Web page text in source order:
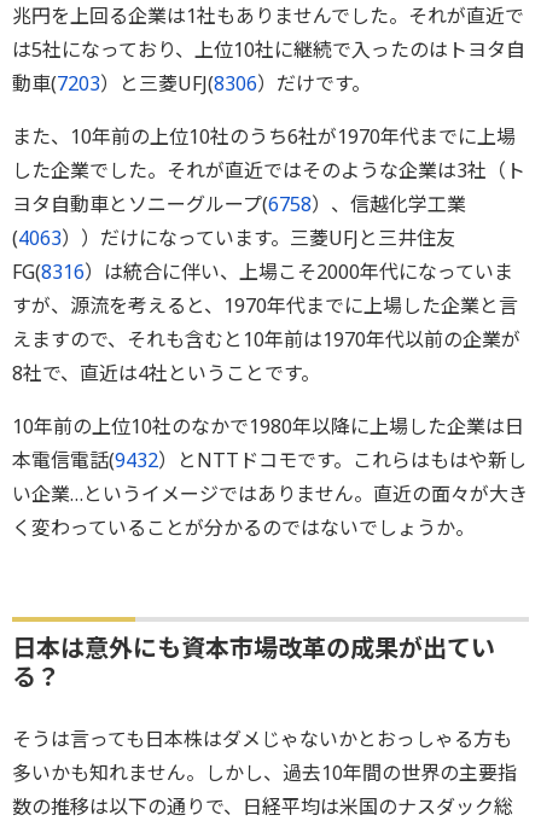
兆円を上回る企業は1社もありませんでした。それが直近で
は5社になっており、上位10社に継続で入ったのはトヨタ自
動車(7203）と三菱UFJ(8306）だけです。
また、10年前の上位10社のうち6社が1970年代までに上場
した企業でした。それが直近ではそのような企業は3社（ト
ヨタ自動車とソニーグループ(6758）、信越化学工業
(4063））だけになっています。三菱UFJと三井住友
FG(8316）は統合に伴い、上場こそ2000年代になっていま
すが、源流を考えると、1970年代までに上場した企業と言
えますので、それも含むと10年前は1970年代以前の企業が
8社で、直近は4社ということです。
10年前の上位10社のなかで1980年以降に上場した企業は日
本電信電話(9432）とNTTドコモです。これらはもはや新し
い企業…というイメージではありません。直近の面々が大き
く変わっていることが分かるのではないでしょうか。
日本は意外にも資本市場改革の成果が出てい
る？
そうは言っても日本株はダメじゃないかとおっしゃる方も
多いかも知れません。しかし、過去10年間の世界の主要指
数の推移は以下の通りで、日経平均は米国のナスダック総